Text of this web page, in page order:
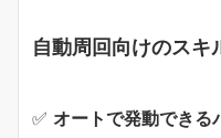
自動周回向けのスキ
✅ オートで発動できる